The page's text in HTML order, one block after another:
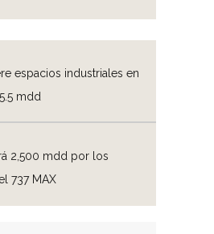
espacios industriales en
mdd
2,500 mdd por los
737 MAX